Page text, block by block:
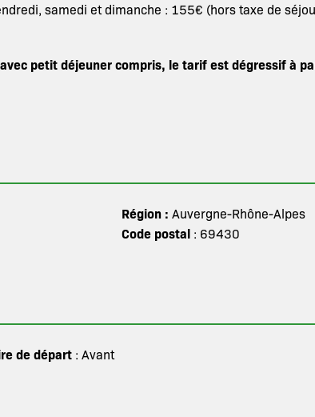
samedi et dimanche : 155€ (hors taxe de
petit déjeuner compris, le tarif est dégressif à
Région : Auvergne-Rhône-Alpes
Code postal: 69430
de départ: Avant